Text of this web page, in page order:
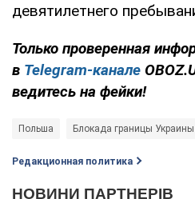
девятилетнего
Только проверенная
в Telegram-канале
ведитесь на фейки!
Польша Блокада границы
Редакционная политика